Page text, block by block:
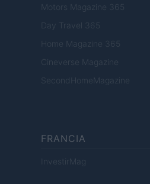
Motors Magazine 365
Day Travel 365
Home Magazine 365
Cineverse Magazine
SecondHomeMagazine
FRANCIA
InvestirMag